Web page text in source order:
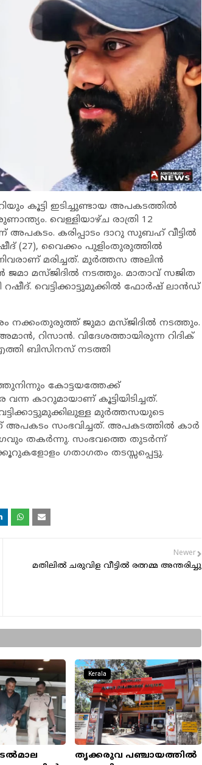
കൂട്ടി ഇടിച്ചുണ്ടായ അപകടത്തിൽ
വെള്ളിയാഴ്ച രാത്രി 12
കരിപ്പാടം ദാറു സുബഹ് വീട്ടിൽ
(27), വൈക്കം പുളിംതുരുത്തിൽ
മരിച്ചത്. മുർത്തസ അലിൻ
ജമാ മസ്‌ജിദിൽ നടത്തും. മാതാവ് സജിത
വെട്ടിക്കാട്ടുമുക്കിൽ ഫോർഷ് ലാൻഡ്
നക്കംതുരുത്ത് ജുമാ മസ്‌ജിദിൽ നടത്തും.
റിസാൻ. വിദേശത്തായിരുന്ന റിദിക്
ബിസിനസ് നടത്തി
കോട്ടയത്തേക്ക്
കാറുമായാണ് കൂട്ടിയിടിച്ചത്.
മുർത്തസയുടെ
സംഭവിച്ചത്. അപകടത്തിൽ കാർ
തകർന്നു. സംഭവത്തെ തുടർന്ന്
ഗതാഗതം തടസ്സപ്പെട്ടു.
Newer
മതിലിൽ ചരുവിള വീട്ടിൽ രത്നമ്മ അന്തരിച്ചു
Kerala
തൃക്കരുവ പഞ്ചായത്തിൽ